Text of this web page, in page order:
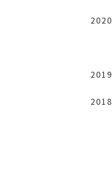
2020
2019
2018